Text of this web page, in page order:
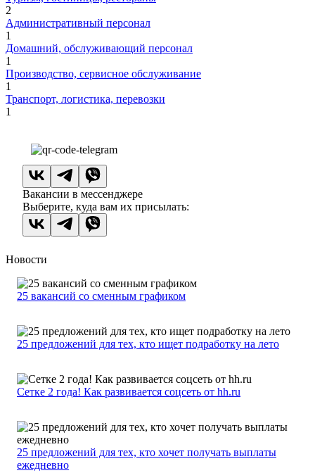
2
Административный персонал
1
Домашний, обслуживающий персонал
1
Производство, сервисное обслуживание
1
Транспорт, логистика, перевозки
1
Вакансии в мессенджере
Выберите, куда вам их присылать:
Новости
25 вакансий со сменным графиком
25 предложений для тех, кто ищет подработку на лето
Сетке 2 года! Как развивается соцсеть от hh.ru
25 предложений для тех, кто хочет получать выплаты
ежедневно